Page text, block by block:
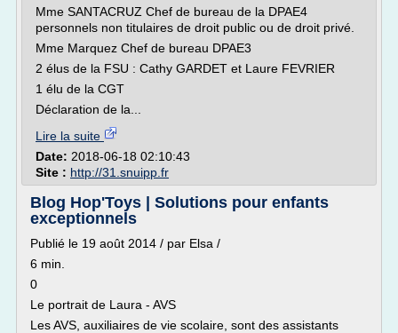
Mme SANTACRUZ Chef de bureau de la DPAE4
personnels non titulaires de droit public ou de droit privé.
Mme Marquez Chef de bureau DPAE3
2 élus de la FSU : Cathy GARDET et Laure FEVRIER
1 élu de la CGT
Déclaration de la...
Lire la suite
Date: 2018-06-18 02:10:43
Site : http://31.snuipp.fr
Blog Hop'Toys | Solutions pour enfants
exceptionnels
Publié le 19 août 2014 / par Elsa /
6 min.
0
Le portrait de Laura - AVS
Les AVS, auxiliaires de vie scolaire, sont des assistants